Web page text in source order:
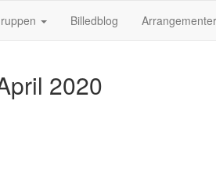
Billedblog Arrangementer
2020